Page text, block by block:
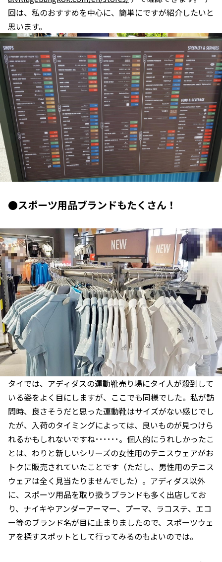
回は、私のおすすめを中心に、簡単にですが紹介したいと
思います。
●スポーツ用品ブランドもたくさん！
タイでは、アディダスの運動靴売り場にタイ人が殺到して
いる姿をよく目にしますが、ここでも同様でした。私が訪
問時、良さそうだと思った運動靴はサイズがない感じでし
たが、入荷のタイミングによっては、良いものが見つけら
れるかもしれないですね･･････。個人的にうれしかったこ
とは、わりと新しいシリーズの女性用のテニスウェアがお
トクに販売されていたことです（ただし、男性用のテニス
ウェアは全く見当たりませんでした）。アディダス以外
に、スポーツ用品を取り扱うブランドも多く出店してお
り、ナイキやアンダーアーマー、プーマ、ラコステ、エコ
ー等のブランド名が目に止まりましたので、スポーツウェ
アを探すスポットとして行ってみるのもよいのでは。